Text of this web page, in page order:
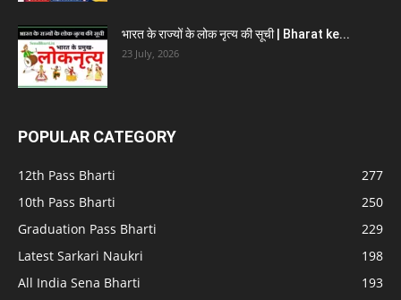
भारत के राज्यों के लोक नृत्य की सूची | Bharat ke...
23 July, 2026
POPULAR CATEGORY
12th Pass Bharti
277
10th Pass Bharti
250
Graduation Pass Bharti
229
Latest Sarkari Naukri
198
All India Sena Bharti
193